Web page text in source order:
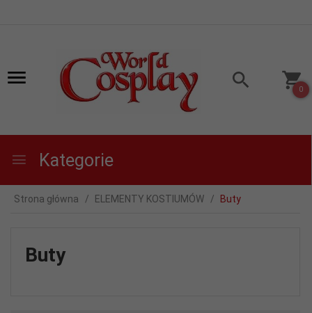
0
Kategorie
Strona główna ELEMENTY KOSTIUMÓW Buty
Buty